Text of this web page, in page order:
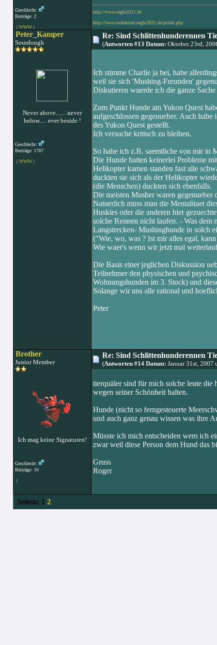
Geschlecht:
Beiträge: 2
| WWW|
http://www.eagle2021.de
http://www.malamute.eagle2021.de/portal.php
Peter_Kamper
Sourdough
Never above....... never
below..... ever beside !
Geschlecht:
Beiträge: 1707
| WWW|
Re: Sind Schlittenhunderennen
(Antworten #13 Datum: Oktober 23rd,
Ich stimme Charlie ja bei, habe
weil sie sich 'Mushing-Freunden'
Diskutieren wuerde ich die ganze
Zum Punkt Hunde am Yukon Quest
aufgeschlossen gegenueber. Auch
des Yukon Quest gestellt.
Ich versuche kritisch zu bleiben.
So habe ich z.B. saemtliche von mir in
Die Hunde hatten keinerlei Probleme
Helikopter kamen standen fast alle
duckten sie sich als der Helikopter
(die Menschen) duckten sich ebenfalls.
Die meisten Musher waren
Natuerlich muss man die Mentalitaet
Huskies oder die anderen hier
solche Rennen nicht laufen. - Was dem
Langstrecken- Mushinghunde in solch
("Wie, wo, was ? Ist mir alles egal,
Wie waer's wenn wir jetzt mal
Die Basis einer jeglichen Diskussion
Teilnehmer den physischen und
Wohnungshunden im 3. Stock) und
Solange wir uns alle rational und
Peter
Brother
Junior Member
Ich mag keine Signaturen!
Geschlecht:
Beiträge: 16
|
Re: Sind Schlittenhunderennen
(Antworten #14 Datum: Januar 31st, 2007
tierquäler sind für mich solche leute die
wegen seiner Schönheit halten.
Hunde (nicht so ferngesteuerte
und auch ganz genau wissen was ihre
Müsste ich mich entscheiden wem ich
zwar weil diese Person dem Hund das
Gruss
Roger
Seiten: 1 2